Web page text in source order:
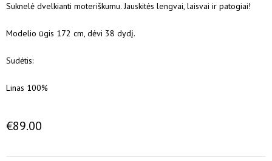
Suknelė dvelkianti moteriškumu. Jauskitės lengvai, laisvai ir patogiai!
Modelio ūgis 172 cm, dėvi 38 dydį.
Sudėtis:
Linas 100%
€89.00